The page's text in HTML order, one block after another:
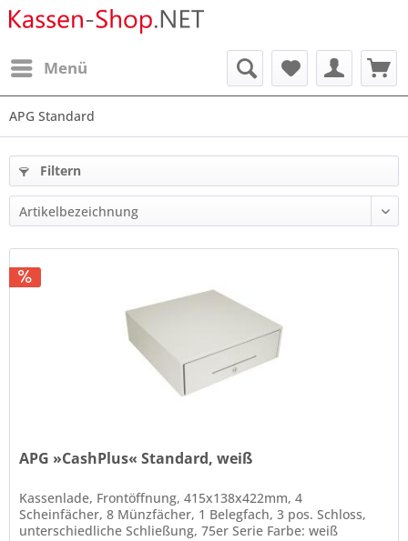
Menü
APG Standard
Filtern
APG »CashPlus« Standard, weiß
Kassenlade, Frontöffnung, 415x138x422mm, 4
Scheinfächer, 8 Münzfächer, 1 Belegfach, 3 pos. Schloss,
unterschiedliche Schließung, 75er Serie Farbe: weiß